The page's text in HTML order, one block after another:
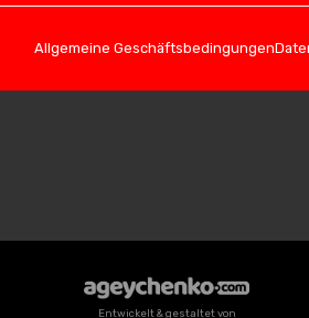
Allgemeine Geschäftsbedingungen
Entwickelt & gestaltet von